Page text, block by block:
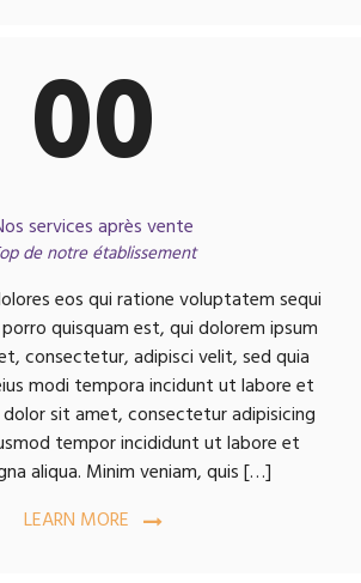
00
services après vente
de notre établissement
eos qui ratione voluptatem sequi
quisquam est, qui dolorem ipsum
consectetur, adipisci velit, sed quia
modi tempora incidunt ut labore et
sit amet, consectetur adipisicing
tempor incididunt ut labore et
aliqua. Minim veniam, quis […]
LEARN MORE